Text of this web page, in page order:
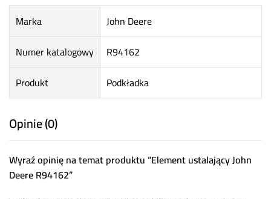
Marka
John Deere
Numer katalogowy
R94162
Produkt
Podkładka
Opinie (0)
Wyraź opinię na temat produktu “Element ustalający John
Deere R94162”